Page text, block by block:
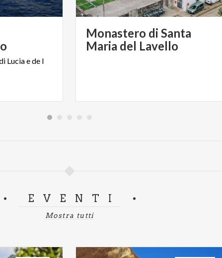
Luciaede I
Monastero di Santa
Maria del Lavello
EVENTI
Mostra tutti